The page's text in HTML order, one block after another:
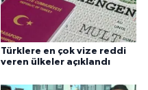
Türklere en çok vize reddi
veren ülkeler açıklandı